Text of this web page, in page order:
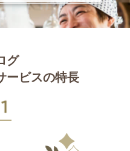
グ
ービスの特長